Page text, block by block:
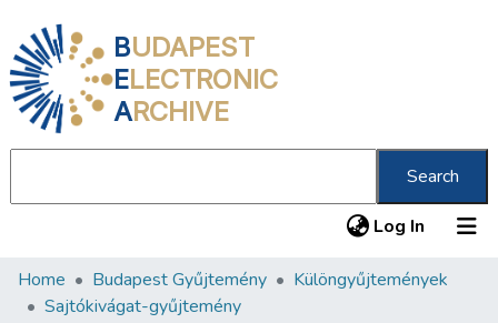
BUDAPEST
ELECTRONIC
ARCHIVE
Search
Log In (current)
Communities & Collections
Home Budapest Gyűjtemény
Különgyűjtemények
Sajtókivágat-gyűjtemény